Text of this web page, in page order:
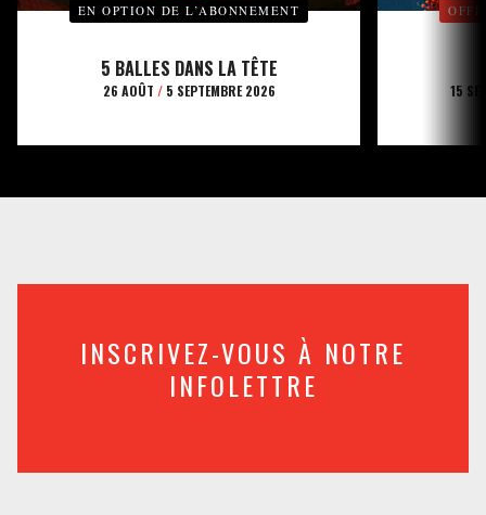
EN OPTION DE L’ABONNEMENT
5 BALLES DANS LA TÊTE
26 AOÛT /5 SEPTEMBRE 2026 15
INSCRIVEZ-VOUS À NOTRE
INFOLETTRE